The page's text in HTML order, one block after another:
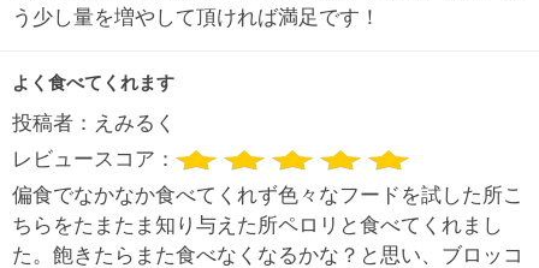
う少し量を増やして頂ければ満足です！
よく食べてくれます
投稿者： えみるく
レビュースコア：
偏食でなかなか食べてくれず色々なフードを試した所こ
ちらをたまたま知り与えた所ペロリと食べてくれまし
た。飽きたらまた食べなくなるかな？と思い、ブロッコ